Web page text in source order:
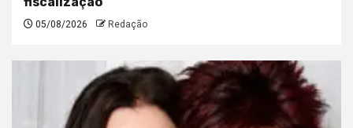
05/08/2026 Redação